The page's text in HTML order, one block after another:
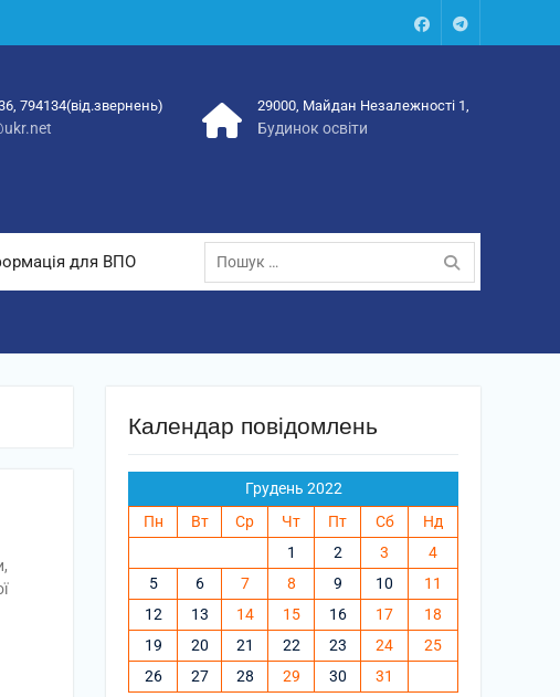
FacebookTalegram
794134(від.звернень) 29000, Майдан Незалежності 1,
Будинок освіти
для ВПО
Пошук:
Календар повідомлень
Грудень 2022
Пн
Вт Ср Чт Пт Сб
Нд
1
2 3
4
5
6 7 8 9 10
11
12
13 14 15 16 17
18
19
20 21 22 23 24
25
26
27 28 29 30 31